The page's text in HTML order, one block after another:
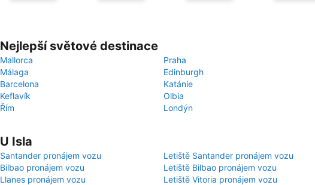
Nejlepší světové destinace
Mallorca
Praha
Málaga
Edinburgh
Barcelona
Katánie
Keflavík
Olbia
Řím
Londýn
U Isla
Santander pronájem vozu
Letiště Santander pronájem vozu
Bilbao pronájem vozu
Letiště Bilbao pronájem vozu
Llanes pronájem vozu
Letiště Vitoria pronájem vozu